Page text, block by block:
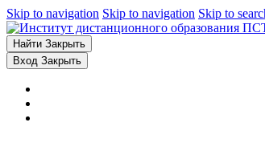
Skip to navigation Skip to navigation Skip to
Найти Закрыть
Вход Закрыть